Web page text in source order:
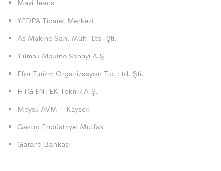
Mavi Jeans
YEDPA Ticaret Merkezi
As Makine San. Müh. Ltd. Şti.
Yılmak Makine Sanayi A.Ş.
Efor Turizm Organizasyon Tic. Ltd. Şti.
HTG ENTEK Teknik A.Ş.
Meysu AVM – Kayseri
Gastro Endüstriyel Mutfak
Garanti Bankası